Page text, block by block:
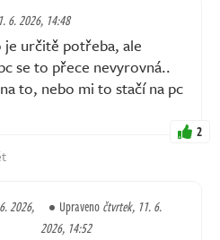
6. 2026, 14:48
určitě potřeba, ale
se to přece nevyrovná..
to, nebo mi to stačí na pc
2
2026,
Upravenočtvrtek, 11. 6.
2026, 14:52